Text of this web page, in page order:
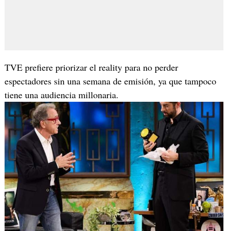
TVE prefiere priorizar el reality para no perder
espectadores sin una semana de emisión, ya que tampoco
tiene una audiencia millonaria.